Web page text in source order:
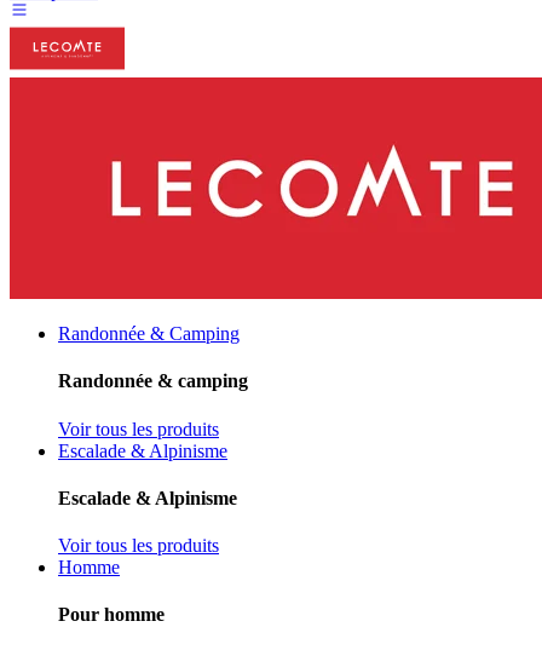
Randonnée & Camping
Randonnée & camping
Voir tous les produits
Escalade & Alpinisme
Escalade & Alpinisme
Voir tous les produits
Homme
Pour homme